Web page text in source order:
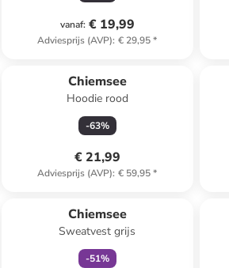
vanaf: € 19,99
Adviesprijs (AVP): € 29,95*
Chiemsee
Hoodie rood
-63%
€ 21,99
Adviesprijs (AVP): € 59,95*
Chiemsee
Sweatvest grijs
-51%